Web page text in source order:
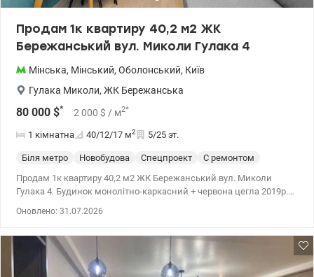
Продам 1к квартиру 40,2 м2 ЖК
Бережанський вул. Миколи Гулака 4
Мінська, Мінський, Оболонський, Київ
Гулака Миколи, ЖК Бережанська
80 000 $* 2 000 $ / м2*
1 кімнатна 40/12/17 м2 5/25 эт.
Біля метро Новобудова Спецпроект
С ремонтом
Продам 1к квартиру 40,2 м2 ЖК Бережанський вул. Миколи
Гулака 4. Будинок монолітно-каркасний + червона цегла 2019р.
бойлер та кондиціонер. Балкона – ні. Низький поверх: 5/25.
Квартира з якісним ремонтом Тепла підлога в зоні біля вікна в
кухні-вітальні та санвузлі. Квартира продається без меблiв. У
Оновлено: 31.07.2026